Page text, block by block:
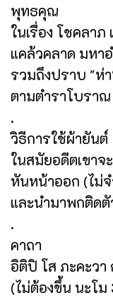
พุทธคุณ
ในเรื่อง โชคลา
แคล้วคลาด มหา
รวมถึงปราบ "ห่
ตามตำราโบราณ
.
วิธีการใช้ผ้ายันต์
ในสมัยอดีตเขา
หันหน้าออก (ไม่
และนำมาพกติดตั
.
คาถา
อิติปิ โส ภะคะว
(ไม่ต้องขึ้น นะโ